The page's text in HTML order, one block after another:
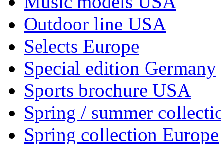
Outdoor line USA
Selects Europe
Special edition Germany
Sports brochure USA
Spring / summer
Spring collection Europe